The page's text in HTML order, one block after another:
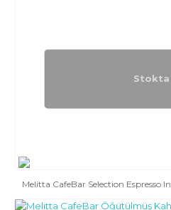
Stokta
Melitta CafeBar Selection Espresso